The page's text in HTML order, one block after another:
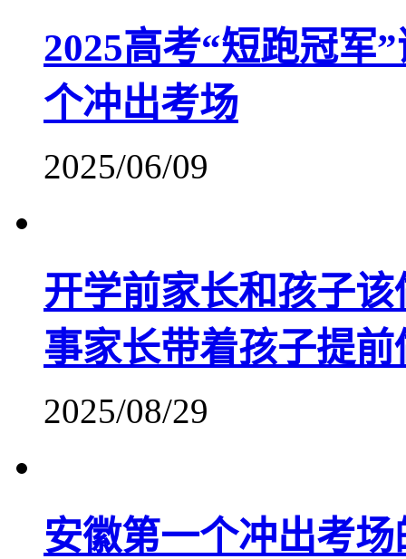
2025高考“短跑冠军
个冲出考场
2025/06/09
开学前家长和孩子
事家长带着孩子提前
2025/08/29
安徽第一个冲出考